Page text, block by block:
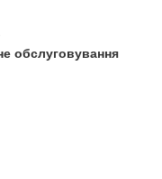
обслуговування